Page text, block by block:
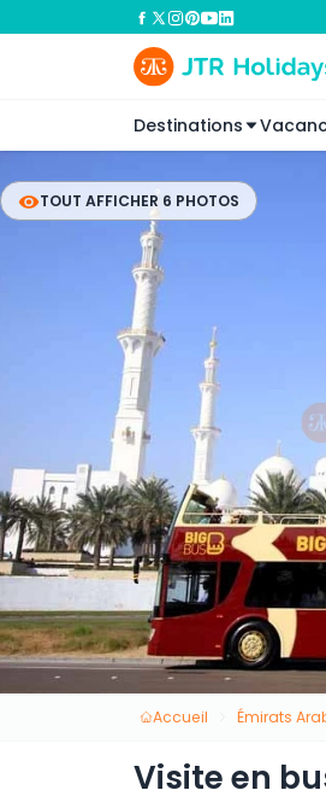
Destinations
TOUT AFFICHER 6 PHOTOS
Accueil Émirats
Visite en